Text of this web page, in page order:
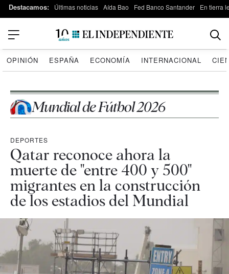
Destacamos: Últimas noticias Aída Bao Fed Banco Santander En tierra
OPINIÓN ESPAÑA ECONOMÍA INTERNACIONAL
Mundial de Fútbol 2026
DEPORTES
Qatar reconoce ahora la
muerte de "entre 400 y 500"
migrantes en la construcción
de los estadios del Mundial